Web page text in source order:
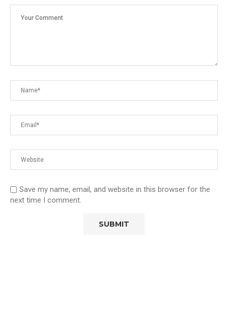
Save my name, email, and website in this browser for the
next time I comment.